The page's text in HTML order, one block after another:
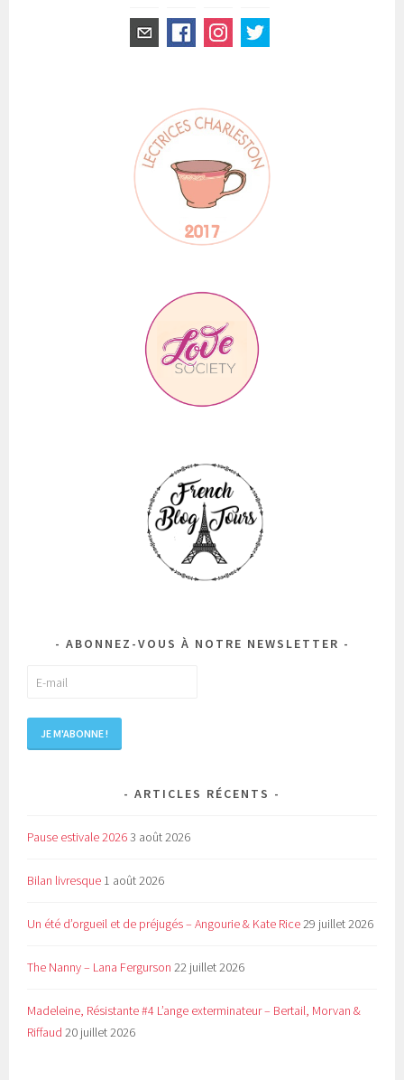
ABONNEZ-VOUS À NOTRE NEWSLETTER
ARTICLES RÉCENTS
Pause estivale 20263 août 2026
Bilan livresque 1 août 2026
Un été d’orgueil et de préjugés – Angourie & Kate Rice29 juillet 2026
The Nanny – Lana Fergurson 22 juillet 2026
Madeleine, Résistante #4 L’ange exterminateur – Bertail, Morvan &
Riffaud 20 juillet 2026